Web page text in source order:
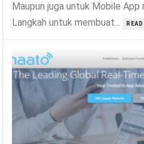
Maupun juga untuk Mobile App
Langkah untuk membuat...